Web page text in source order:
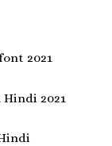
2021
2021